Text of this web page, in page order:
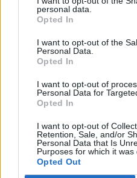
personal data.
Opted In
I want to opt-out of the
Personal Data.
Opted In
I want to opt-out of
Personal Data for
Opted In
I want to opt-out of
Retention, Sale, and/or
Personal Data that Is
Purposes for which it was
Opted Out
υπηρεσίες
Κατ’ αρχάς, η Ελλάδα έχει
κινητή τηλεφωνία, αλλά
25οι στον κόσμο στην
γεωγραφικό μας
στη λεγόμενη
την ανάπτυξη των
Αποδέχομαι
και την